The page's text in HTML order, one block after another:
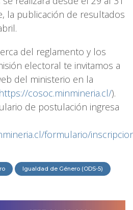
la publicación de resultados
del reglamento y los
electoral te invitamos a
del ministerio en la
https://cosoc.minmineria.cl/).
de postulación ingresa
formulario/
Igualdad de Género (ODS-5)